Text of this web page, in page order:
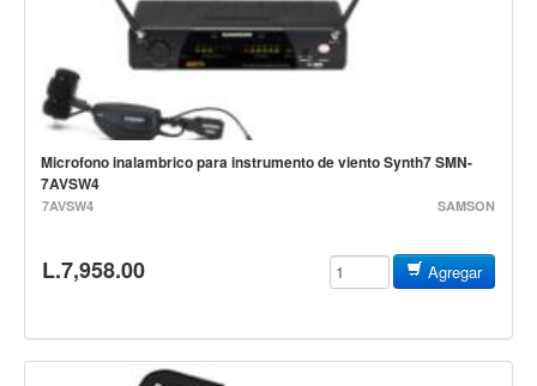
Trompeta
Tuba
Otros instrumentos de viento
Cañuelas
Fajas y soportes
Boquillas y abrazaderas
Microfono inalambrico para instrumento de viento Synth7 SMN-
7AVSW4
7AVSW4 SAMSON
L.7,958.00 Agregar